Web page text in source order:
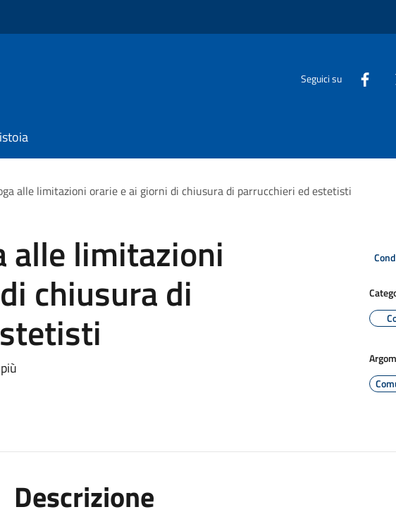
Seguici su
alle limitazioni orarie e ai giorni di chiusura di parrucchieri ed estetisti
alle limitazioni
chiusura di
Descrizione